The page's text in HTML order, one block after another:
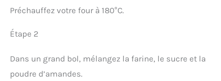
Préchauffez votre four à 180°C.
Étape 2
Dans un grand bol, mélangez la farine, le sucre et la
poudre d’amandes.